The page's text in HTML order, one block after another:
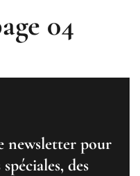
04
newsletter pour
des